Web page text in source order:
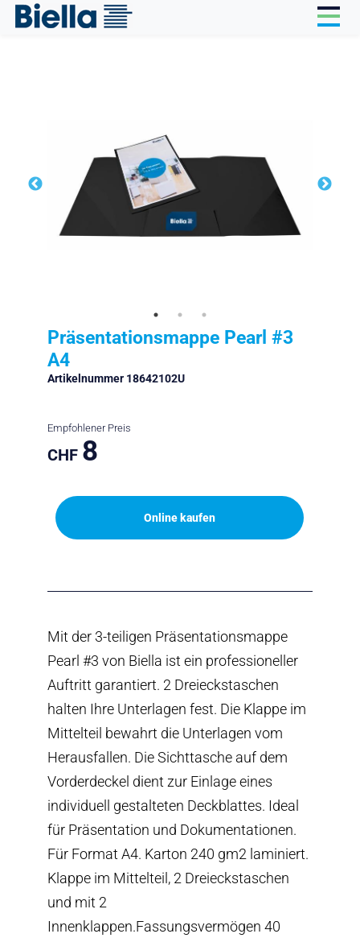
Präsentationsmappe Pearl #3
A4
Artikelnummer 18642102U
Empfohlener Preis
CHF 8
Online kaufen
Mit der 3-teiligen Präsentationsmappe
Pearl #3 von Biella ist ein professioneller
Auftritt garantiert. 2 Dreieckstaschen
halten Ihre Unterlagen fest. Die Klappe im
Mittelteil bewahrt die Unterlagen vom
Herausfallen. Die Sichttasche auf dem
Vorderdeckel dient zur Einlage eines
individuell gestalteten Deckblattes. Ideal
für Präsentation und Dokumentationen.
Für Format A4. Karton 240 gm2 laminiert.
Klappe im Mittelteil, 2 Dreieckstaschen
und mit 2
Innenklappen.Fassungsvermögen 40
Cookie-Einstellungen